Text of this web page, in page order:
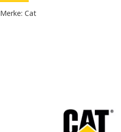
Merke: Cat